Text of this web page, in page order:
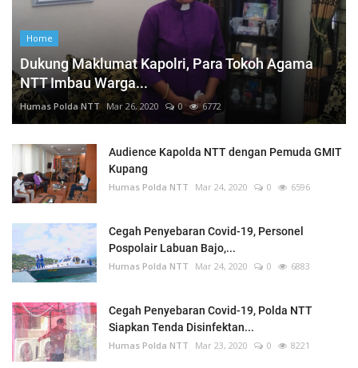
Home
Dukung Maklumat Kapolri, Para Tokoh Agama
NTT Imbau Warga...
Humas Polda NTT Mar 26, 2020 0 6772
Audience Kapolda NTT dengan Pemuda GMIT
Kupang
Humas Polda NTT Mar 24, 2020 0 6596
Cegah Penyebaran Covid-19, Personel
Pospolair Labuan Bajo,...
Humas Polda NTT Mar 24, 2020 0 6883
Cegah Penyebaran Covid-19, Polda NTT
Siapkan Tenda Disinfektan...
Humas Polda NTT Mar 23, 2020 0 8221